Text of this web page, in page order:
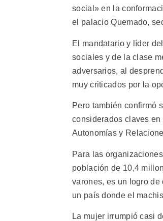
social» en la
el palacio Quemado,
El mandatario y líder
sociales y de la clase
adversarios, al
muy criticados por la
Pero también confirmó
considerados claves
Autonomías y
Para las
población de 10,4
varones, es un logro
un país donde el
La mujer irrumpió casi